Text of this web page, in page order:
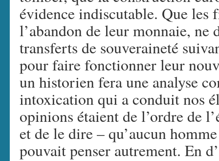
évidence indiscutable. Que les
l’abandon de leur monnaie, ne
transferts de souveraineté
pour faire fonctionner leur
un historien fera une analyse
intoxication qui a conduit nos
opinions étaient de l’ordre de
et de le dire – qu’aucun
pouvait penser autrement. En